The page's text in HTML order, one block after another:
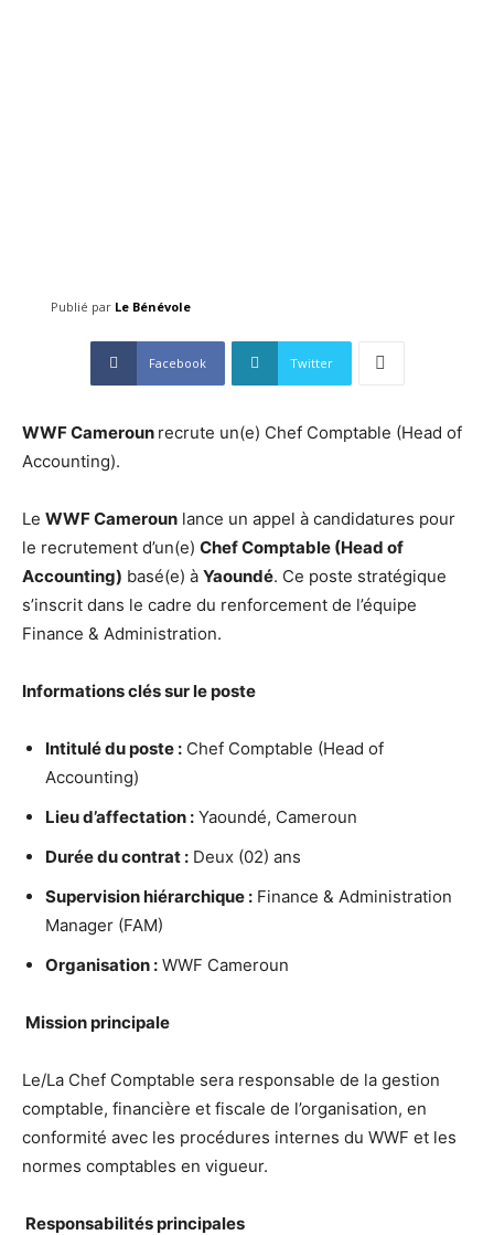
Publié par Le Bénévole
Facebook Twitter
WWF Cameroun recrute un(e) Chef Comptable (Head of
Accounting).
Le WWF Cameroun lance un appel à candidatures pour
le recrutement d’un(e) Chef Comptable (Head of
Accounting) basé(e) à Yaoundé. Ce poste stratégique
s’inscrit dans le cadre du renforcement de l’équipe
Finance & Administration.
Informations clés sur le poste
Intitulé du poste : Chef Comptable (Head of
Accounting)
Lieu d’affectation : Yaoundé, Cameroun
Durée du contrat : Deux (02) ans
Supervision hiérarchique : Finance & Administration
Manager (FAM)
Organisation : WWF Cameroun
Mission principale
Le/La Chef Comptable sera responsable de la gestion
comptable, financière et fiscale de l’organisation, en
conformité avec les procédures internes du WWF et les
normes comptables en vigueur.
Responsabilités principales